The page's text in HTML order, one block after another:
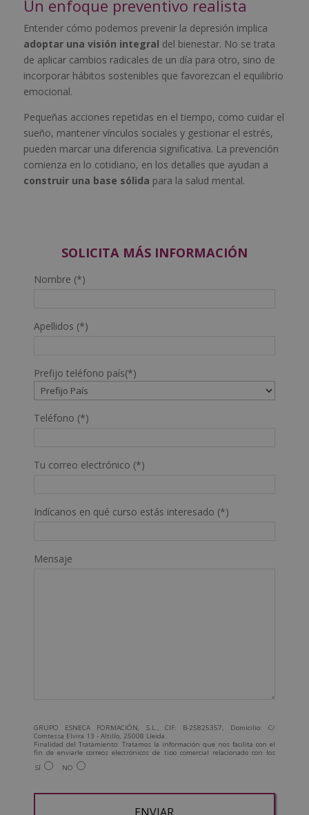
Un enfoque preventivo realista
Entender cómo podemos prevenir la depresión implica
adoptar una visión integral del bienestar. No se trata
de aplicar cambios radicales de un día para otro, sino de
incorporar hábitos sostenibles que favorezcan el equilibrio
emocional.
Pequeñas acciones repetidas en el tiempo, como cuidar el
sueño, mantener vínculos sociales y gestionar el estrés,
pueden marcar una diferencia significativa. La prevención
comienza en lo cotidiano, en los detalles que ayudan a
construir una base sólida para la salud mental.
SOLICITA MÁS INFORMACIÓN
Nombre (*)
Apellidos (*)
Prefijo teléfono país(*)
Teléfono (*)
Tu correo electrónico (*)
Indícanos en qué curso estás interesado (*)
Mensaje
GRUPO ESNECA FORMACIÓN, S.L., CIF: B-25825357, Domicilio: C/
Comtessa Elvira 13 - Altillo, 25008 Lleida.
Finalidad del Tratamiento: Tratamos la información que nos facilita con el
fin de enviarle correos electrónicos de tipo comercial relacionado con los
productos ofrecidos y otros tipo de productos que fueran de su interés.
Legitimación del tratamiento: Consentimiento del interesado.
Para más información consulte nuestra Política de Privacidad.
SÍ NO